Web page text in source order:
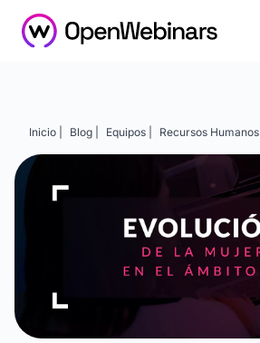
Inicio | Blog | Equipos | Recursos Humanos